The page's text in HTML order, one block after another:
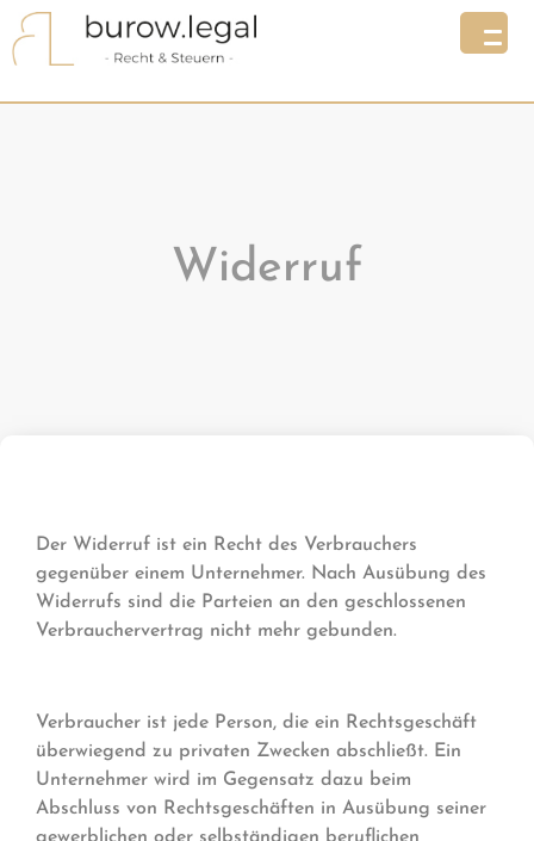
Widerruf
Der Widerruf ist ein Recht des Verbrauchers
gegenüber einem Unternehmer. Nach Ausübung des
Widerrufs sind die Parteien an den geschlossenen
Verbrauchervertrag nicht mehr gebunden.
Verbraucher ist jede Person, die ein Rechtsgeschäft
überwiegend zu privaten Zwecken abschließt. Ein
Unternehmer wird im Gegensatz dazu beim
Abschluss von Rechtsgeschäften in Ausübung seiner